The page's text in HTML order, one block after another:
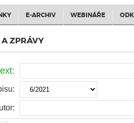
E-ARCHIV WEBINÁŘE
ZPRÁVY